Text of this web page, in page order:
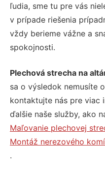
ľudia, sme tu pre vás
v prípade riešenia
vždy berieme vážne a
spokojnosti.
Plechová strecha na
sa o výsledok nemusíte
kontaktujte nás pre viac
ďalšie naše služby, ako
Maľovanie plechovej
Montáž nerezového
.